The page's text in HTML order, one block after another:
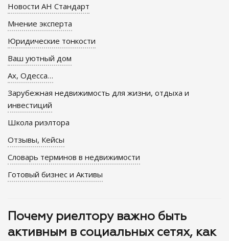
Новости АН Стандарт
Мнение эксперта
Юридические тонкости
Ваш уютный дом
Ах, Одесса…
Зарубежная недвижимость для жизни, отдыха и
инвестиций
Школа риэлтора
Отзывы, Кейсы
Словарь терминов в недвижимости
Готовый бизнес и Активы
Почему риелтору важно быть
активным в социальных сетях, как